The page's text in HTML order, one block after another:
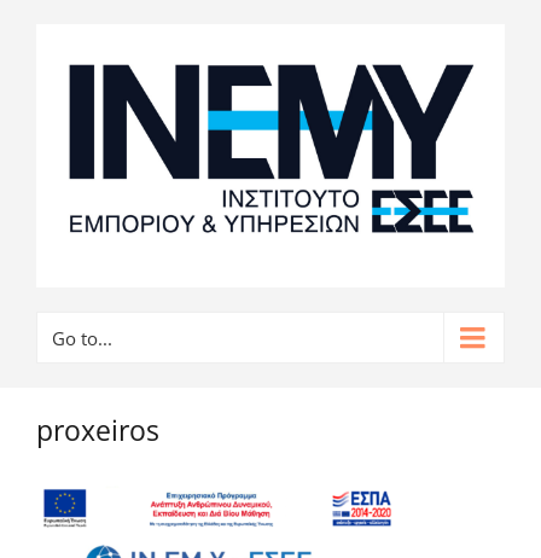
Go to...
proxeiros